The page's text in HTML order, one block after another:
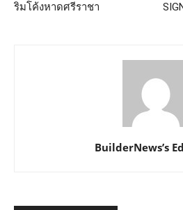
ริมโค้งหาดศรีราชา
BuilderNews’s